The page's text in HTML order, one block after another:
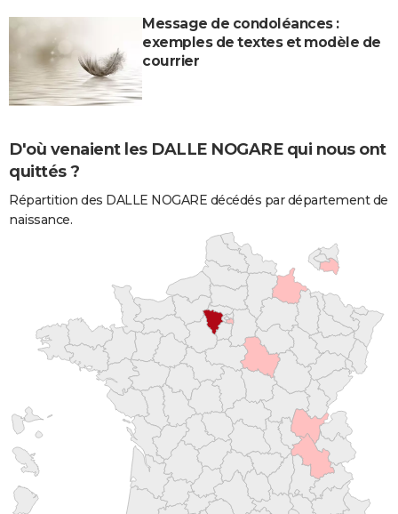
Message de condoléances :
exemples de textes et modèle de
courrier
D'où venaient les DALLE NOGARE qui nous ont
quittés ?
Répartition des DALLE NOGARE décédés par département de
naissance.